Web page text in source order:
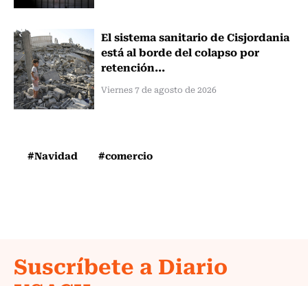
El sistema sanitario de Cisjordania
está al borde del colapso por
retención...
Viernes 7 de agosto de 2026
#Navidad #comercio